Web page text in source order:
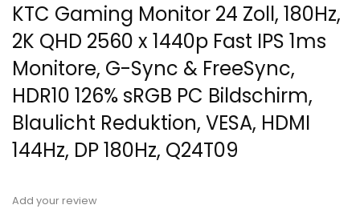
KTC Gaming Monitor 24 Zoll, 180Hz,
2K QHD 2560 x 1440p Fast IPS 1ms
Monitore, G-Sync & FreeSync,
HDR10 126% sRGB PC Bildschirm,
Blaulicht Reduktion, VESA, HDMI
144Hz, DP 180Hz, Q24T09
Add your review